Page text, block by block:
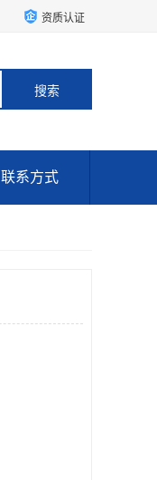
资质认证
联系方式